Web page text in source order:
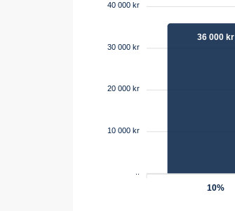
40 000 kr
30 000 kr
20 000 kr
10 000 kr
36 000 kr
10%